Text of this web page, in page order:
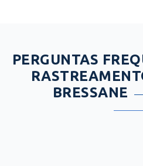
PERGUNTAS
BRESSANE